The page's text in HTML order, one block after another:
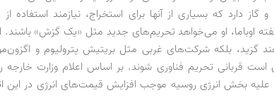
و گاز دارد که بسیاری از آنها برای استخراج، نیازمند استفاده از
اوباما، او می‌خواهد تحریم‌های جدید مثل «یک گزش» باشند.
گزید، بلکه شرکت‌های غربی مثل بریتیش پترولیوم و
قربانی تحریم فناوری شوند. بر اساس اعلام وزارت خارجه
علیه بخش انرژی روسیه موجب افزایش قیمت‌های انرژی در این